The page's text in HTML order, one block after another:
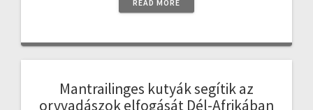
READ MORE
Mantrailinges kutyák segítik az
orvvadászok elfogását Dél-Afrikában